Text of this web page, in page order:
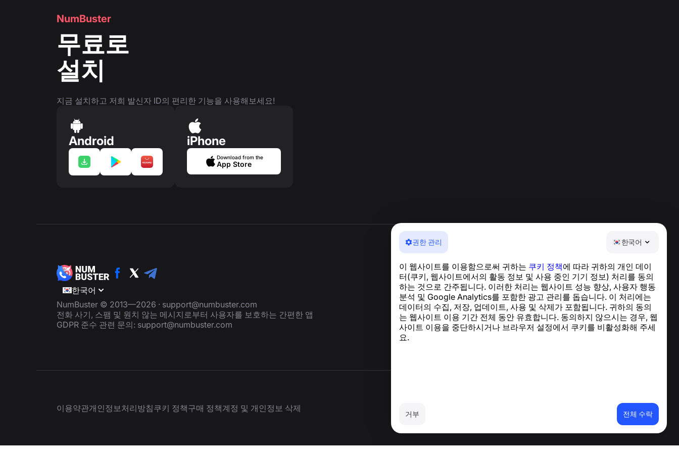
권한 관리 한국어
이 웹사이트를 이용함으로써 귀하는 쿠키 정책에 따라 귀하의 개인 데이
터(쿠키, 웹사이트에서의 활동 정보 및 사용 중인 기기 정보) 처리를 동의
하는 것으로 간주됩니다. 이러한 처리는 웹사이트 성능 향상, 사용자 행동
분석 및 Google Analytics를 포함한 광고 관리를 돕습니다. 이 처리에는
데이터의 수집, 저장, 업데이트, 사용 및 삭제가 포함됩니다. 귀하의 동의
는 웹사이트 이용 기간 전체 동안 유효합니다. 동의하지 않으시는 경우, 웹
사이트 이용을 중단하시거나 브라우저 설정에서 쿠키를 비활성화해 주세
요.
거부 전체 수락
NumBuster
무료로
설치
지금 설치하고 저희 발신자 ID의 편리한 기능을 사용해보세요!
Android iPhone
Download from the
App Store
한국어
NumBuster © 2013—2026 · support@numbuster.com
전화 사기, 스팸 및 원치 않는 메시지로부터 사용자를 보호하는 간편한 앱
GDPR 준수 관련 문의: support@numbuster.com
도움말 센터
뉴스 및 기사
프로젝트 소개
연락처
이용약관개인정보처리방침쿠키 정책구매 정책계정 및 개인정보 삭제